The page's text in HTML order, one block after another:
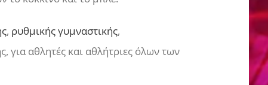
, ρυθμικής γυμναστικής,
για αθλητές και αθλήτριες όλων των